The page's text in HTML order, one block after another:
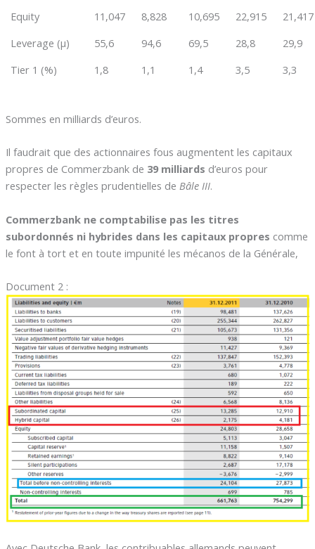
Equity
11,047 8,828 10,695 22,915
21,417
Leverage (µ)
55,6 94,6 69,5 28,8
29,9
Tier 1 (%)
1,8 1,1 1,4 3,5 3,3
Sommes en milliards d’euros.
Il faudrait que des actionnaires fous augmentent les capitaux
propres de Commerzbank de 39 milliards d’euros pour
respecter les règles prudentielles de Bâle III.
Commerzbank ne comptabilise pas les titres
subordonnés ni hybrides dans les capitaux propres comme
le font à tort et en toute impunité les mécanos de la Générale,
Document 2 :